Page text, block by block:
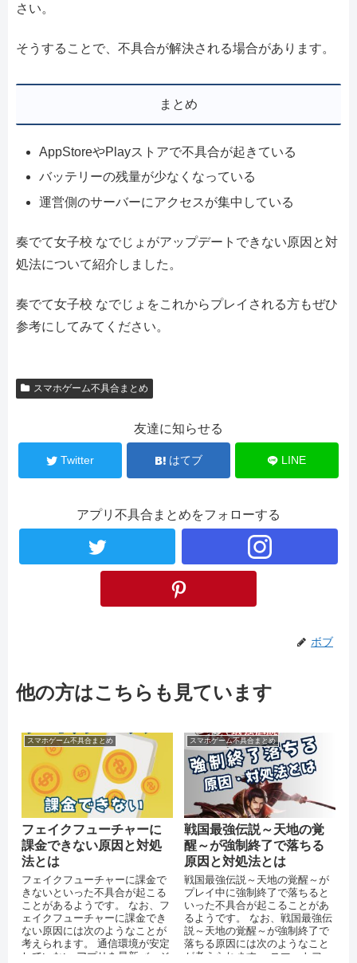
さい。
そうすることで、不具合が解決される場合があります。
まとめ
AppStoreやPlayストアで不具合が起きている
バッテリーの残量が少なくなっている
運営側のサーバーにアクセスが集中している
奏でて女子校 なでじょがアップデートできない原因と対
処法について紹介しました。
奏でて女子校 なでじょをこれからプレイされる方もぜひ
参考にしてみてください。
スマホゲーム不具合まとめ
友達に知らせる
Twitter はてブ LINE
アプリ不具合まとめをフォローする
ボブ
他の方はこちらも見ています
スマホゲーム不具合まとめ
フェイクフューチャーに
課金できない原因と対処
法とは
フェイクフューチャーに課金で
きないといった不具合が起こる
ことがあるようです。 なお、フ
ェイクフューチャーに課金でき
ない原因には次のようなことが
考えられます。 通信環境が安定
していない アプリを最新バージ
スマホゲーム不具合まとめ
戦国最強伝説～天地の覚
醒～が強制終了で落ちる
原因と対処法とは
戦国最強伝説～天地の覚醒～が
プレイ中に強制終了で落ちると
いった不具合が起こることがあ
るようです。 なお、戦国最強伝
説～天地の覚醒～が強制終了で
落ちる原因には次のようなこと
が考えられます。 スマートフォ